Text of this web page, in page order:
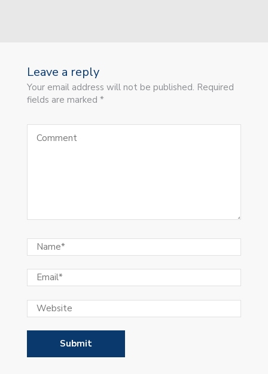
Leave a reply
Your email address will not be published. Required
fields are marked *